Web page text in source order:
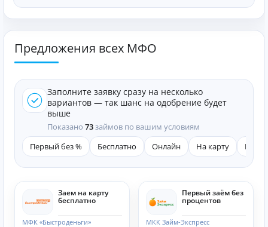
Предложения всех МФО
Заполните заявку сразу на несколько
вариантов — так шанс на одобрение будет
выше
Показано 73займов по вашим условиям
Первый без %
Бесплатно Онлайн На карту
Заем на карту
бесплатно
МФК «Быстроденьги»
Первый заём без
процентов
МКК Займ-Экспресс